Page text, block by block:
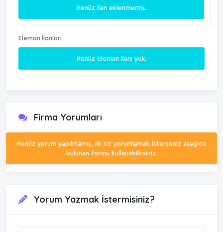
Henüz ilan eklenmemiş.
Eleman İlanları
Henüz eleman ilanı yok.
Firma Yorumları
Henüz yorum yapılmamış, ilk siz yorumlamak isterseniz aşağıda
bulunan formu kullanabilirsiniz.
Yorum Yazmak İstermisiniz?